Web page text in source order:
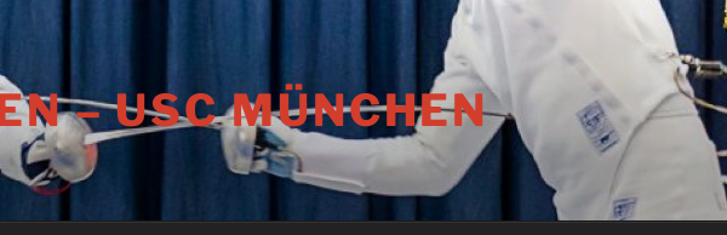
– USC MÜNCHEN